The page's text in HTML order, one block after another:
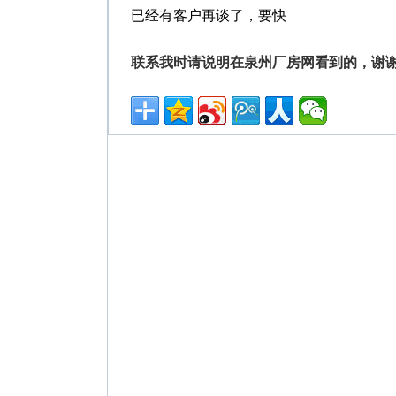
已经有客户再谈了，要快
联系我时请说明在泉州厂房网看到的，谢